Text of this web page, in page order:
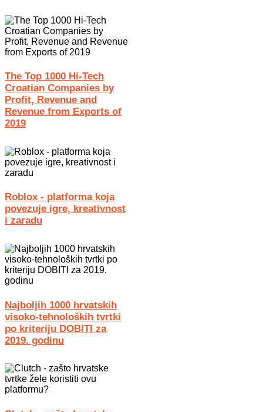
The Top 1000 Hi-Tech
Croatian Companies by
Profit, Revenue and
Revenue from Exports of
2019
Roblox - platforma koja
povezuje igre, kreativnost
i zaradu
Najboljih 1000 hrvatskih
visoko-tehnoloških tvrtki
po kriteriju DOBITI za
2019. godinu